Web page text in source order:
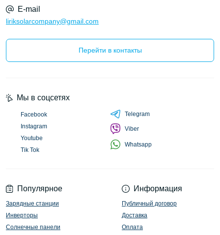
E-mail
liriksolarcompany@gmail.com
Перейти в контакты
Популярное
Зарядные станции
Инверторы
Солнечные панели
Информация
Публичный договор
Доставка
Оплата
Мы в соцсетях
Facebook
Instagram
Youtube
Tik Tok
Telegram
Viber
Whatsapp